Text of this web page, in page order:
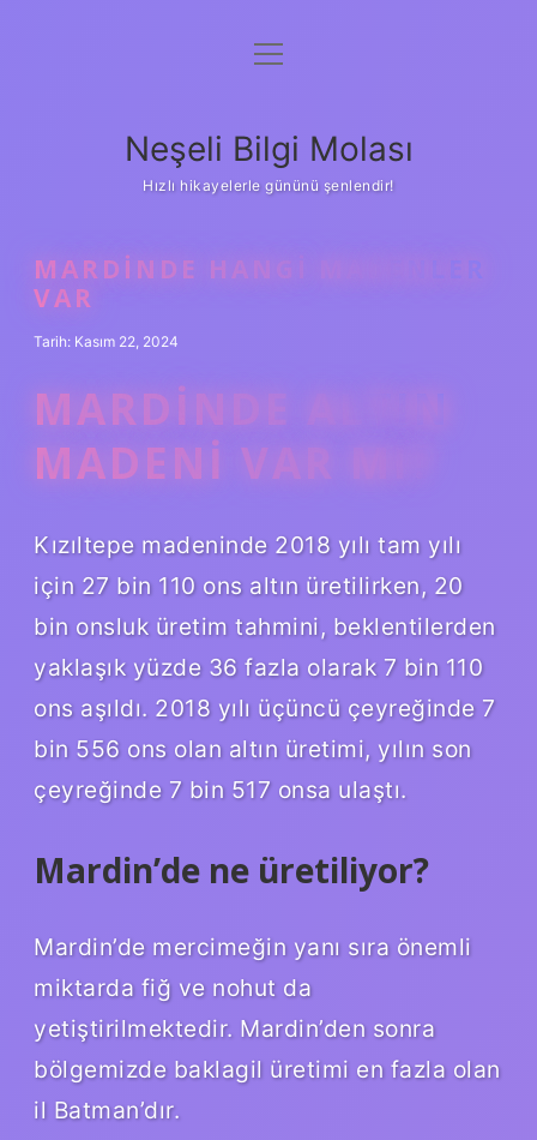
Anasayfa
Yasal Uyarı
menüyü
Neşeli Bilgi Molası
Hızlı hikayelerle gününü şenlendir!
MARDINDE HANGI MADENLER
VAR
Tarih: Kasım 22, 2024
MARDINDE ALTIN
MADENI VAR MI?
Kızıltepe madeninde 2018 yılı tam yılı
için 27 bin 110 ons altın üretilirken, 20
bin onsluk üretim tahmini, beklentilerden
yaklaşık yüzde 36 fazla olarak 7 bin 110
ons aşıldı. 2018 yılı üçüncü çeyreğinde 7
bin 556 ons olan altın üretimi, yılın son
çeyreğinde 7 bin 517 onsa ulaştı.
Mardin’de ne üretiliyor?
Mardin’de mercimeğin yanı sıra önemli
miktarda fiğ ve nohut da
yetiştirilmektedir. Mardin’den sonra
bölgemizde baklagil üretimi en fazla olan
il Batman’dır.